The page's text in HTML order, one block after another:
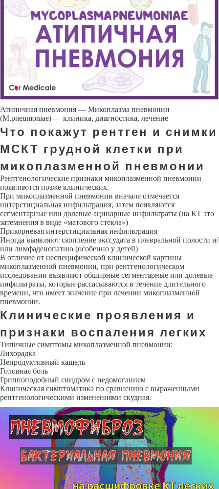
Атипичная пневмония — Микоплазма пневмонии
(M.pneumoniae) — клиника, диагностика, лечение
Что покажут рентген и снимки
МСКТ грудной клетки при
микоплазменной пневмонии
Рентгенологические призна­ки микоплазменной пневмонии
появляются позже клинических.
При микоплазменной пневмонии вначале отмечается
интерстициальная инфильтрация, затем появляются
сегментарные или долевые ацинарные инфильтраты (на КТ это
затемне­ния в виде «матового стекла»)
Прикорневая интерстициальная инфиль­трация
Иногда выявляют скопление экссудата в плевральной полости и/
или лимфаденопатию (особенно у детей)
В отличие от неспецифической клинической картины
микоплазменной пневмонии, при рентгеноло­гическом
исследовании выявляют обширные сегментарные или долевые
инфильтраты, которые рассасываются в течение длительного
времени, что имеет значение при лечении микоплазменной
пневмонии.
Клинические проявления и
признаки воспаления легких
Типичные симптомы микоплазменной пневмонии:
Лихорадка
Непродуктивный кашель
Головная боль
Гриппоподобный синдром с недомоганием
Клиническая симптоматика по сравнению с выраженными
рентгенологическими изменениями скудная.